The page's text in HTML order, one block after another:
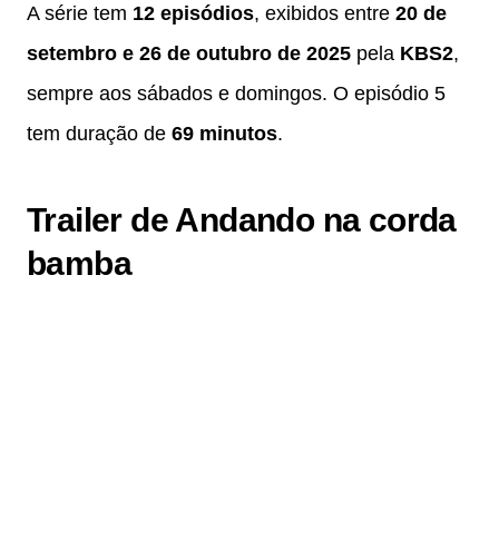
A série tem 12 episódios, exibidos entre 20 de
setembro e 26 de outubro de 2025 pela KBS2,
sempre aos sábados e domingos. O episódio 5
tem duração de 69 minutos.
Trailer de Andando na corda
bamba